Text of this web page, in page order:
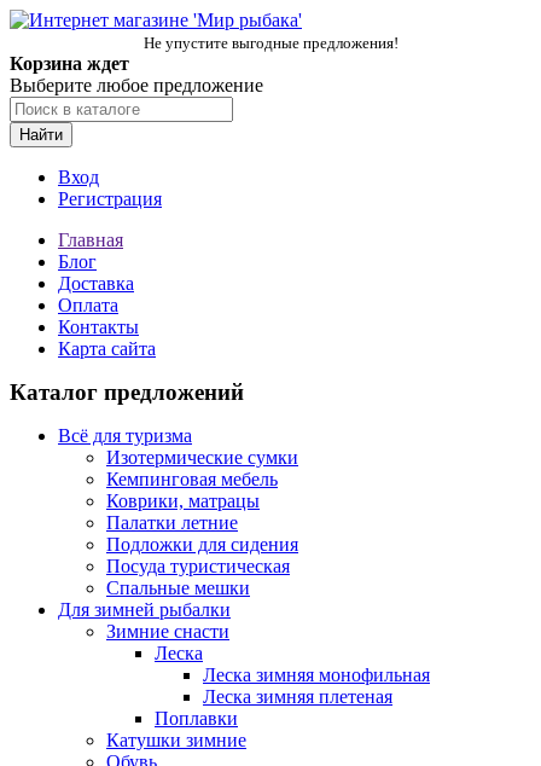
Не упустите выгодные предложения!
Корзина ждет
Выберите любое предложение
Найти
Вход
Регистрация
Главная
Блог
Доставка
Оплата
Контакты
Карта сайта
Каталог предложений
Всё для туризма
Изотермические сумки
Кемпинговая мебель
Коврики, матрацы
Палатки летние
Подложки для сидения
Посуда туристическая
Спальные мешки
Для зимней рыбалки
Зимние снасти
Леска
Леска зимняя монофильная
Леска зимняя плетеная
Поплавки
Катушки зимние
Обувь